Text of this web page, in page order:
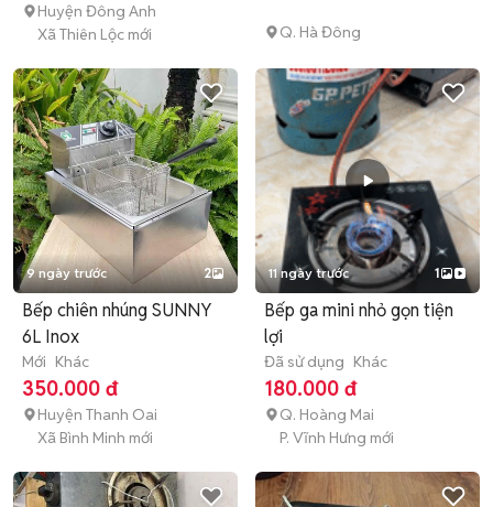
Huyện Đông Anh
Xã Thiên Lộc mới
Q. Hà Đông
9 ngày trước 2
Bếp chiên nhúng SUNNY
6L Inox
Mới Khác
350.000 đ
Huyện Thanh Oai
Xã Bình Minh mới
11 ngày trước 1
Bếp ga mini nhỏ gọn tiện
lợi
Đã sử dụng Khác
180.000 đ
Q. Hoàng Mai
P. Vĩnh Hưng mới